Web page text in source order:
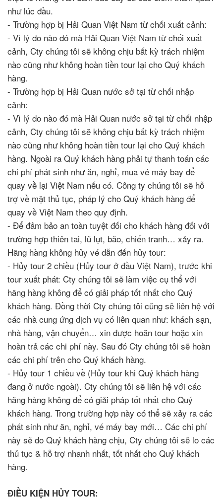
như lúc đầu.
- Trường hợp bị Hải Quan Việt Nam từ chối xuất cảnh:
- Vì lý do nào đó mà Hải Quan Việt Nam từ chối xuất
cảnh, Cty chúng tôi sẽ không chịu bất kỳ trách nhiệm
nào cũng như không hoàn tiền tour lại cho Quý khách
hàng.
- Trường hợp bị Hải Quan nước sở tại từ chối nhập
cảnh:
- Vì lý do nào đó mà Hải Quan nước sở tại từ chối nhập
cảnh, Cty chúng tôi sẽ không chịu bất kỳ trách nhiệm
nào cũng như không hoàn tiền tour lại cho Quý khách
hàng. Ngoài ra Quý khách hàng phải tự thanh toán các
chi phí phát sinh như ăn, nghỉ, mua vé máy bay để
quay về lại Việt Nam nếu có. Công ty chúng tôi sẽ hỗ
trợ về mặt thủ tục, pháp lý cho Quý khách hàng để
quay về Việt Nam theo quy định.
- Để đảm bảo an toàn tuyệt đối cho khách hàng đối với
trường hợp thiên tai, lũ lụt, bão, chiến tranh… xảy ra.
Hãng hàng không hủy vé dẫn đến hủy tour:
- Hủy tour 2 chiều (Hủy tour ở đầu Việt Nam), trước khi
tour xuất phát: Cty chúng tôi sẽ làm việc cụ thể với
hãng hàng không để có giải pháp tốt nhất cho Quý
khách hàng. Đồng thời Cty chúng tôi cũng sẽ liên hệ với
các nhà cung ứng dịch vụ có liên quan như: khách sạn,
nhà hàng, vận chuyển… xin được hoãn tour hoặc xin
hoàn trả các chi phí này. Sau đó Cty chúng tôi sẽ hoàn
các chi phí trên cho Quý khách hàng.
- Hủy tour 1 chiều về (Hủy tour khi Quý khách hàng
đang ở nước ngoài). Cty chúng tôi sẽ liên hệ với các
hãng hàng không để có giải pháp tốt nhất cho Quý
khách hàng. Trong trường hợp này có thể sẽ xảy ra các
phát sinh như ăn, nghỉ, vé máy bay mới… Các chi phí
này sẽ do Quý khách hàng chịu, Cty chúng tôi sẽ lo các
thủ tục & hỗ trợ nhanh nhất, tốt nhất cho Quý khách
hàng.
ĐIỀU KIỆN HỦY TOUR: